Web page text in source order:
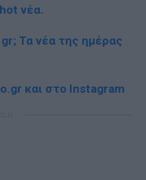
νέα.
Τα νέα της ημέρας
και στο Instagram